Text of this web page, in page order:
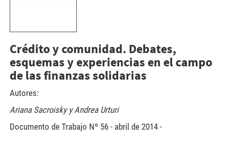
Crédito y comunidad. Debates,
esquemas y experiencias en el campo
de las finanzas solidarias
Autores:
Ariana Sacroisky y Andrea Urturi
Documento de Trabajo Nº 56 - abril de 2014 -